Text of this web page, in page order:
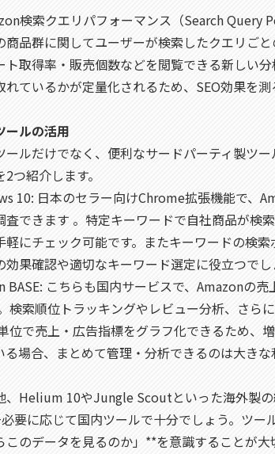
検索クエリパフォーマンス（Search Query
商品群に関してユーザーが検索したクエリご
ト取得率・販売個数などを閲覧できる新しい
れているかが定量化されるため、SEO効果を測
ールの活用
ールだけでなく、便利なサードパーティ製ツ
2つ紹介します。
10: 日本のセラー向けChrome拡張機能で、
査できます 。特定キーワードで自社商品が検
軽にチェック可能です。またキーワードの検
効果確認や適切なキーワード選定に役立つでし
BASE: こちらも国内サービスで、Amazonの
検索順位トラッキングやレビュー分析、さら
位で売上・広告指標をグラフ化できるため、
る場合、まとめて管理・分析できるのは大きな
、Helium 10やJungle Scoutといった海外製
要に応じて国内ツールで十分でしょう。ツ
このデータを見るのか」**を意識することが大